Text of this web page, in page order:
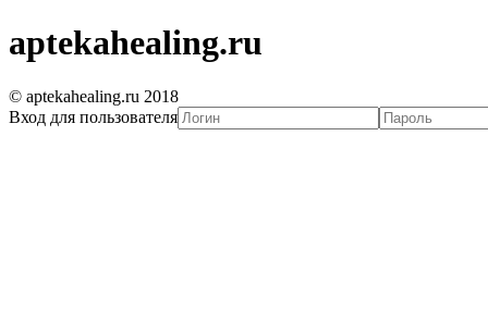
aptekahealing.ru
© aptekahealing.ru 2018
Вход для пользователя